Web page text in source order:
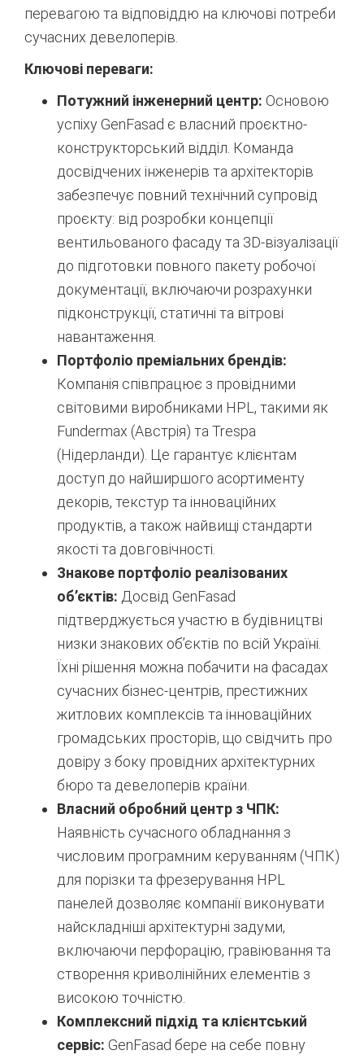
перевагою та відповіддю на ключові потреби
сучасних девелоперів.
Ключові переваги:
Потужний інженерний центр: Основою
успіху GenFasad є власний проєктно-
конструкторський відділ. Команда
досвідчених інженерів та архітекторів
забезпечує повний технічний супровід
проєкту: від розробки концепції
вентильованого фасаду та 3D-візуалізації
до підготовки повного пакету робочої
документації, включаючи розрахунки
підконструкції, статичні та вітрові
навантаження.
Портфоліо преміальних брендів:
Компанія співпрацює з провідними
світовими виробниками HPL, такими як
Fundermax (Австрія) та Trespa
(Нідерланди). Це гарантує клієнтам
доступ до найширшого асортименту
декорів, текстур та інноваційних
продуктів, а також найвищі стандарти
якості та довговічності.
Знакове портфоліо реалізованих
об’єктів: Досвід GenFasad
підтверджується участю в будівництві
низки знакових об’єктів по всій Україні.
Їхні рішення можна побачити на фасадах
сучасних бізнес-центрів, престижних
житлових комплексів та інноваційних
громадських просторів, що свідчить про
довіру з боку провідних архітектурних
бюро та девелоперів країни.
Власний обробний центр з ЧПК:
Наявність сучасного обладнання з
числовим програмним керуванням (ЧПК)
для порізки та фрезерування HPL
панелей дозволяє компанії виконувати
найскладніші архітектурні задуми,
включаючи перфорацію, гравіювання та
створення криволінійних елементів з
високою точністю.
Комплексний підхід та клієнтський
сервіс: GenFasad бере на себе повну